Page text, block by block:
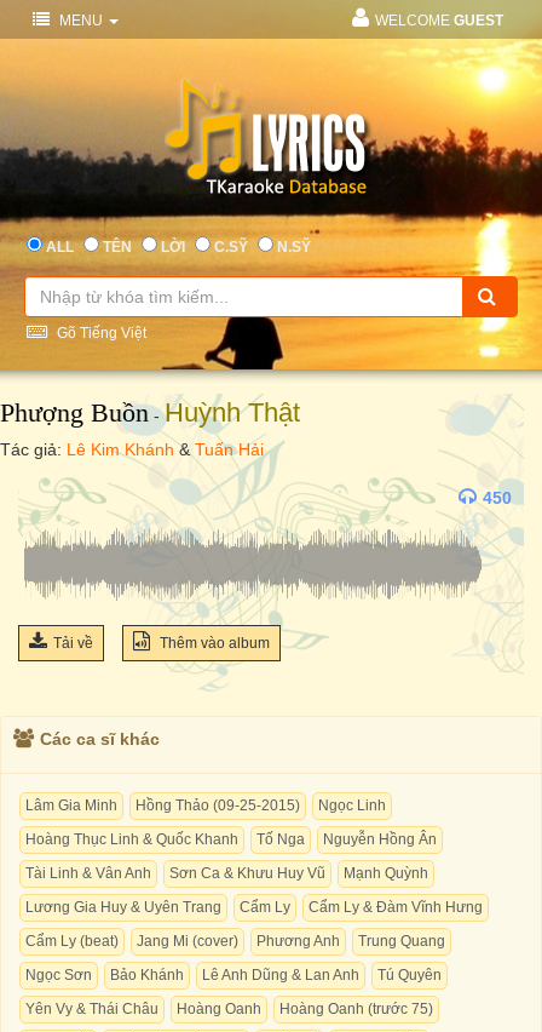
MENU WELCOME GUEST
ALL TÊN LỜI C.SỸ N.SỸ
Gõ Tiếng Việt
Phượng Buồn -Huỳnh Thật
Tác giả: Lê Kim Khánh&Tuấn Hải
450
Tải về Thêm vào album
Các ca sĩ khác
Lâm Gia Minh Hồng Thảo (09-25-2015)
Ngọc Linh
Hoàng Thục Linh & Quốc Khanh
Tố Nga
Nguyễn Hồng Ân
Tài Linh & Vân Anh
Sơn Ca & Khưu Huy Vũ
Mạnh Quỳnh
Lương Gia Huy & Uyên Trang
Cẩm Ly
Cẩm Ly & Đàm Vĩnh Hưng
Cẩm Ly (beat)
Jang Mi (cover) Phương Anh
Trung Quang
Ngọc Sơn
Bảo Khánh Lê Anh Dũng & Lan Anh
Tú Quyên
Yên Vy & Thái Châu
Hoàng Oanh
Hoàng Oanh (trước 75)